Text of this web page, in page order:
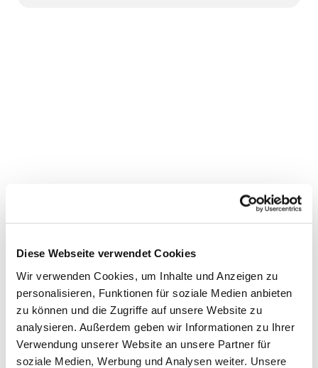
Diese Webseite verwendet Cookies
Wir verwenden Cookies, um Inhalte und Anzeigen zu
personalisieren, Funktionen für soziale Medien anbieten
zu können und die Zugriffe auf unsere Website zu
analysieren. Außerdem geben wir Informationen zu Ihrer
Verwendung unserer Website an unsere Partner für
soziale Medien, Werbung und Analysen weiter. Unsere
Dies könnte Sie auch
interessieren